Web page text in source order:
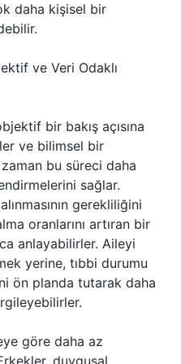
daha kişisel bir
ve Veri Odaklı
bir bakış açısına
ve bilimsel bir
bu süreci daha
sağlar.
gerekliliğini
oranlarını artıran bir
anlayabilirler. Aileyi
yerine, tıbbi durumu
ön planda tutarak daha
göre daha az
duygusal